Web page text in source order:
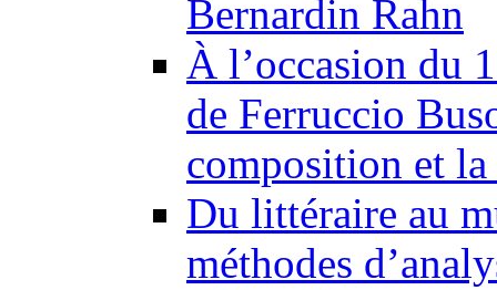
Bernardin Rahn
À l’occasion du
de Ferruccio
composition et
Du littéraire au
méthodes